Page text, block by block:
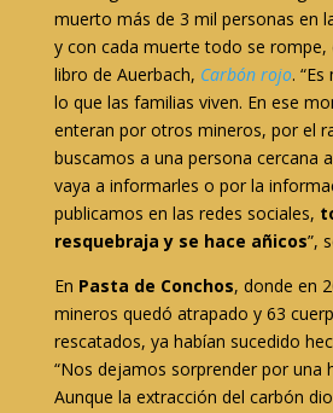
muerto más de 3 mil personas en
y con cada muerte todo se rompe,
libro de Auerbach, Carbón rojo.
lo que las familias viven. En ese
enteran por otros mineros, por el
buscamos a una persona cercana
vaya a informarles o por la
publicamos en las redes sociales,
resquebraja y se hace añicos”,
En Pasta de Conchos, donde en
mineros quedó atrapado y 63
rescatados, ya habían sucedido
“Nos dejamos sorprender por una
Aunque la extracción del carbón